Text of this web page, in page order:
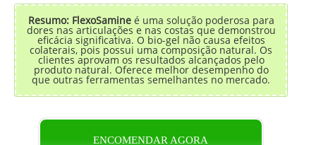
Resumo: FlexoSamineé uma solução poderosa para
dores nas articulações e nas costas que demonstrou
eficácia significativa. O bio-gel não causa efeitos
colaterais, pois possui uma composição natural. Os
clientes aprovam os resultados alcançados pelo
produto natural. Oferece melhor desempenho do
que outras ferramentas semelhantes no mercado.
ENCOMENDAR AGORA